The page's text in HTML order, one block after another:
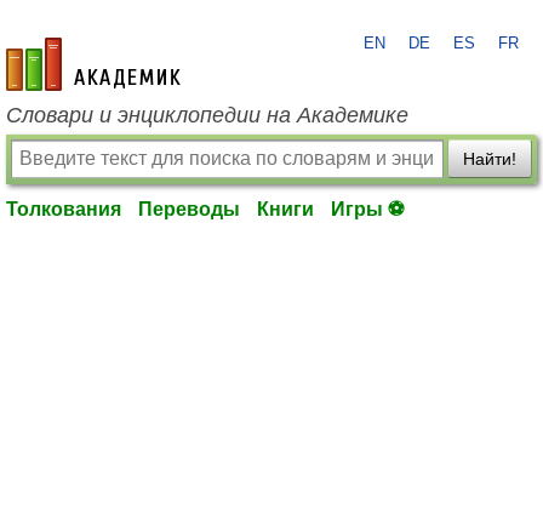
academic.ru
EN DE ES FR
Словари и энциклопедии на Академике
Найти!
Толкования Переводы Книги Игры ⚽